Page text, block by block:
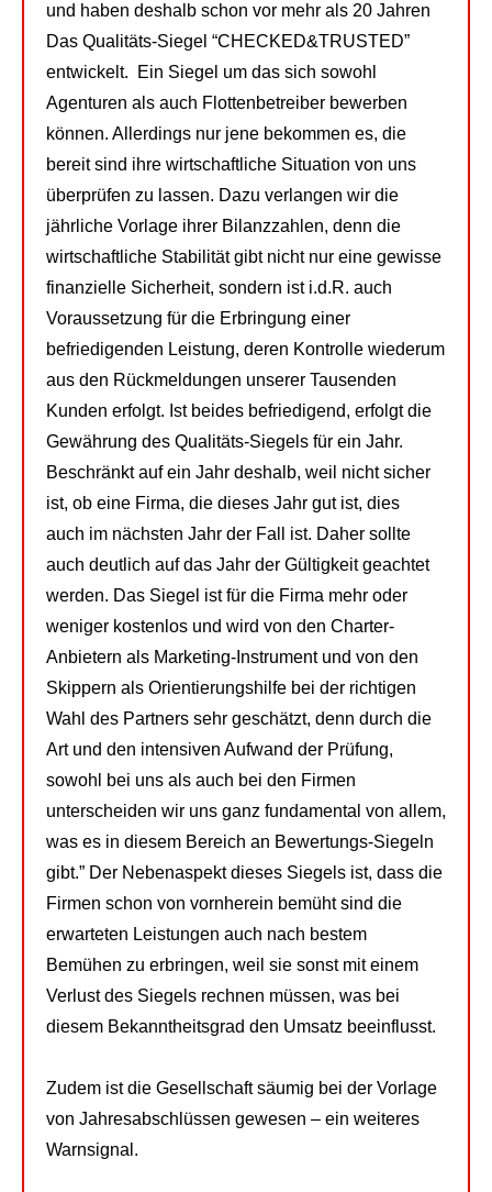
und haben deshalb schon vor mehr als 20 Jahren
Das Qualitäts-Siegel “CHECKED&TRUSTED”
entwickelt. Ein Siegel um das sich sowohl
Agenturen als auch Flottenbetreiber bewerben
können. Allerdings nur jene bekommen es, die
bereit sind ihre wirtschaftliche Situation von uns
überprüfen zu lassen. Dazu verlangen wir die
jährliche Vorlage ihrer Bilanzzahlen, denn die
wirtschaftliche Stabilität gibt nicht nur eine gewisse
finanzielle Sicherheit, sondern ist i.d.R. auch
Voraussetzung für die Erbringung einer
befriedigenden Leistung, deren Kontrolle wiederum
aus den Rückmeldungen unserer Tausenden
Kunden erfolgt. Ist beides befriedigend, erfolgt die
Gewährung des Qualitäts-Siegels für ein Jahr.
Beschränkt auf ein Jahr deshalb, weil nicht sicher
ist, ob eine Firma, die dieses Jahr gut ist, dies
auch im nächsten Jahr der Fall ist. Daher sollte
auch deutlich auf das Jahr der Gültigkeit geachtet
werden. Das Siegel ist für die Firma mehr oder
weniger kostenlos und wird von den Charter-
Anbietern als Marketing-Instrument und von den
Skippern als Orientierungshilfe bei der richtigen
Wahl des Partners sehr geschätzt, denn durch die
Art und den intensiven Aufwand der Prüfung,
sowohl bei uns als auch bei den Firmen
unterscheiden wir uns ganz fundamental von allem,
was es in diesem Bereich an Bewertungs-Siegeln
gibt.” Der Nebenaspekt dieses Siegels ist, dass die
Firmen schon von vornherein bemüht sind die
erwarteten Leistungen auch nach bestem
Bemühen zu erbringen, weil sie sonst mit einem
Verlust des Siegels rechnen müssen, was bei
diesem Bekanntheitsgrad den Umsatz beeinflusst.
Zudem ist die Gesellschaft säumig bei der Vorlage
von Jahresabschlüssen gewesen – ein weiteres
Warnsignal.